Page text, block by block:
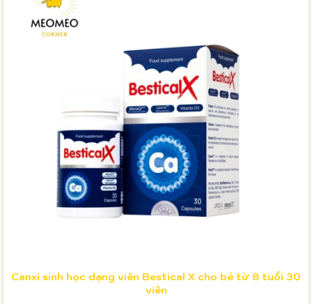
Canxi sinh học dạng viên Bestical X cho bé từ 8 tuổi 30
viên